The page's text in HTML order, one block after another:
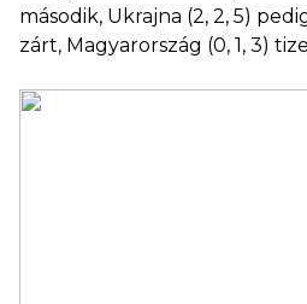
második, Ukrajna (2, 2, 5)
zárt, Magyarország (0, 1, 3)